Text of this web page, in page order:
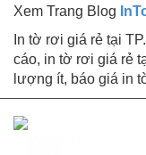
Xem Trang Blog
In tờ rơi giá rẻ tại
cáo, in tờ rơi giá rẻ
lượng ít, báo giá in